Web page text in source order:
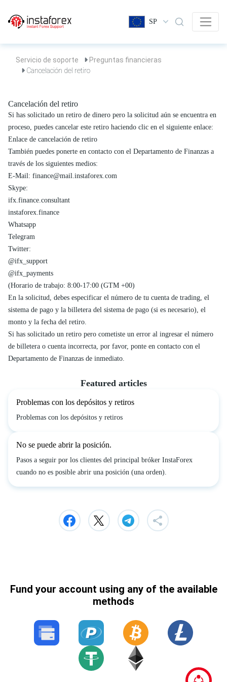
SP
Servicio de soporte
Preguntas financieras
Cancelación del retiro
Cancelación del retiro
Si has solicitado un retiro de dinero pero la solicitud aún se encuentra en
proceso, puedes cancelar este retiro haciendo clic en el siguiente enlace:
Enlace de cancelación de retiro
También puedes ponerte en contacto con el Departamento de Finanzas a
través de los siguientes medios:
E-Mail: finance@mail.instaforex.com
Skype:
ifx.finance.consultant
instaforex.finance
Whatsapp
Telegram
Twitter:
@ifx_support
@ifx_payments
(Horario de trabajo: 8:00-17:00 (GTM +00)
En la solicitud, debes especificar el número de tu cuenta de trading, el
sistema de pago y la billetera del sistema de pago (si es necesario), el
monto y la fecha del retiro.
Si has solicitado un retiro pero cometiste un error al ingresar el número
de billetera o cuenta incorrecta, por favor, ponte en contacto con el
Departamento de Finanzas de inmediato.
Featured articles
Problemas con los depósitos y retiros
Problemas con los depósitos y retiros
No se puede abrir la posición.
Pasos a seguir por los clientes del principal bróker InstaForex
cuando no es posible abrir una posición (una orden).
Fund your account using any of the available
methods